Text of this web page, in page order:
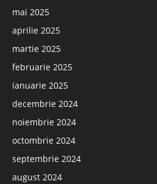
mai 2025
aprilie 2025
martie 2025
februarie 2025
ianuarie 2025
decembrie 2024
noiembrie 2024
octombrie 2024
septembrie 2024
august 2024